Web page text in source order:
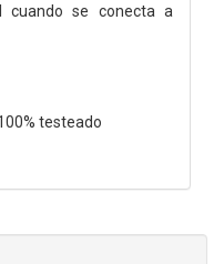
cuando se conecta a
testeado